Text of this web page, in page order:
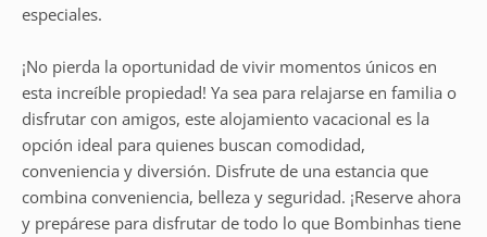
especiales.
¡No pierda la oportunidad de vivir momentos únicos en
esta increíble propiedad! Ya sea para relajarse en familia o
disfrutar con amigos, este alojamiento vacacional es la
opción ideal para quienes buscan comodidad,
conveniencia y diversión. Disfrute de una estancia que
combina conveniencia, belleza y seguridad. ¡Reserve ahora
y prepárese para disfrutar de todo lo que Bombinhas tiene